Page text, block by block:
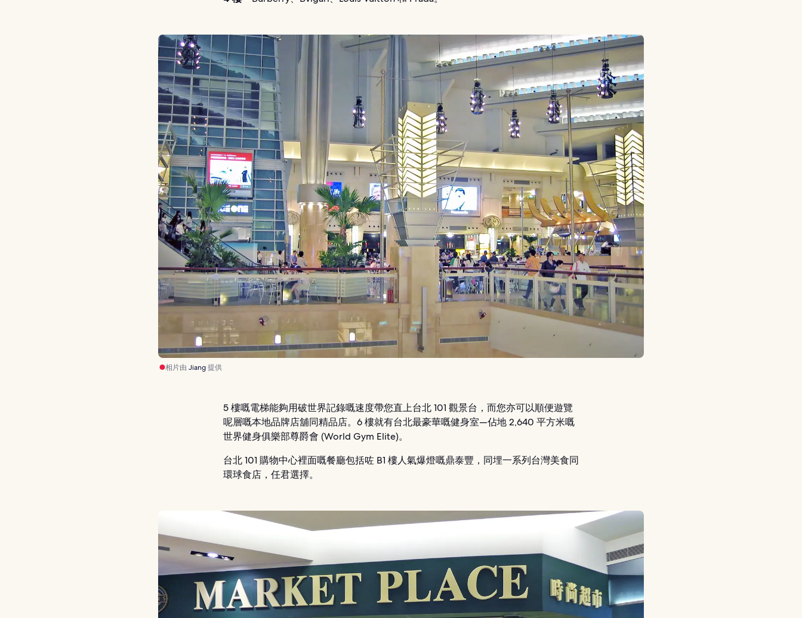
相片由Jiang提供
5 樓嘅電梯能夠用破世界記錄嘅速度帶您直上台北 101 觀景台，而您亦可以順便遊覽
呢層嘅本地品牌店舖同精品店。6 樓就有台北最豪華嘅健身室—佔地 2,640 平方米嘅
世界健身俱樂部尊爵會 (World Gym Elite)。
台北 101 購物中心裡面嘅餐廳包括咗 B1 樓人氣爆燈嘅鼎泰豐，同埋一系列台灣美食同
環球食店，任君選擇。